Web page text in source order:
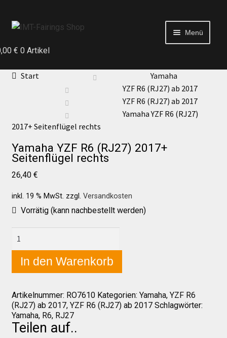
Menü
Echtheit von Bewertungen
Kontakt
News
News
Test Startseite
Über uns
Infos zu unseren Produkten
Händlerkonditionen
€ 0 Artikel
Start
Yamaha
YZF R6 (RJ27) ab 2017
YZF R6 (RJ27) ab 2017
Yamaha YZF R6 (RJ27)
2017+ Seitenflügel rechts
Yamaha YZF R6 (RJ27) 2017+
Seitenflügel rechts
26,40 €
inkl. 19 % MwSt. zzgl. Versandkosten
Vorrätig (kann nachbestellt werden)
YZF
R6
(RJ27)
2017+
rechts
Menge
In den Warenkorb
Artikelnummer: RO7610 Kategorien: Yamaha, YZF R6
(RJ27) ab 2017, YZF R6 (RJ27) ab 2017 Schlagwörter:
Yamaha, R6, RJ27
Teilen auf..